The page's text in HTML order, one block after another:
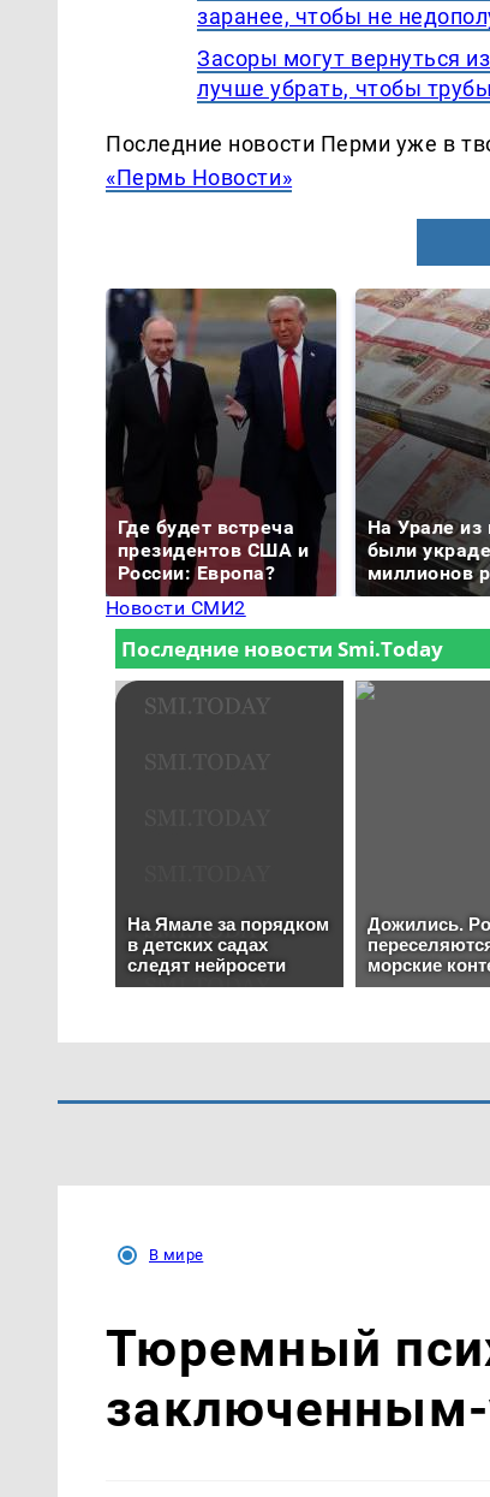
заранее, чтобы не
Засоры могут вернуться
лучше убрать, чтобы
Последние новости Перми уже в
«Пермь Новости»
Где будет встреча
президентов США и
России: Европа?
На Урале из
были
миллионов
Новости СМИ2
В мире
Тюремный
заключенным-